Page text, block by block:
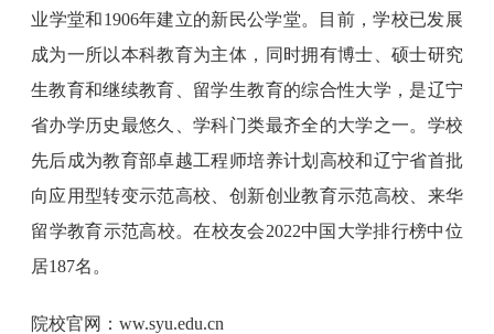
业学堂和1906年建立的新民公学堂。目前，学校已发展
成为一所以本科教育为主体，同时拥有博士、硕士研究
生教育和继续教育、留学生教育的综合性大学，是辽宁
省办学历史最悠久、学科门类最齐全的大学之一。学校
先后成为教育部卓越工程师培养计划高校和辽宁省首批
向应用型转变示范高校、创新创业教育示范高校、来华
留学教育示范高校。在校友会2022中国大学排行榜中位
居187名。
院校官网：ww.syu.edu.cn